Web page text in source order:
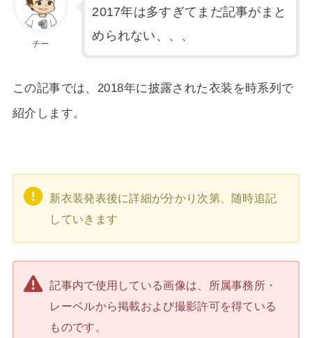
チー
2017年は多すぎてまだ記事がまと
められない、、、
この記事では、2018年に披露された衣装を時系列で
紹介します。
新衣装発表後に詳細が分かり次第、随時追記
していきます
記事内で使用している画像は、所属事務所・
レーベルから掲載および撮影許可を得ている
ものです。